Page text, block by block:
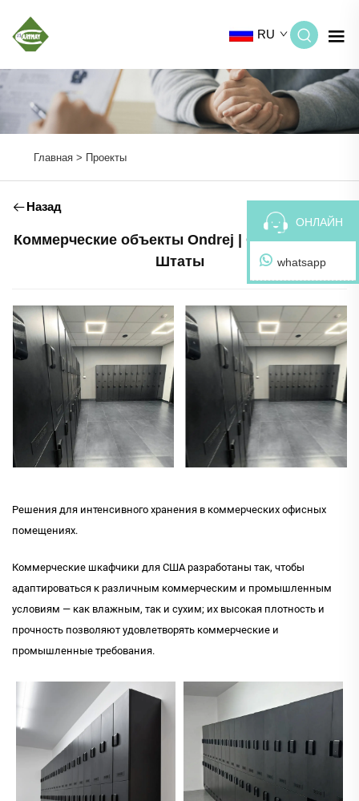
RU
Главная > Проекты
Назад
Коммерческие объекты Ondrej | Соединенные
Штаты
Решения для интенсивного хранения в коммерческих офисных
помещениях.
Коммерческие шкафчики для США разработаны так, чтобы
адаптироваться к различным коммерческим и промышленным
условиям — как влажным, так и сухим; их высокая плотность и
прочность позволяют удовлетворять коммерческие и
промышленные требования.
ОНЛАЙН
whatsapp